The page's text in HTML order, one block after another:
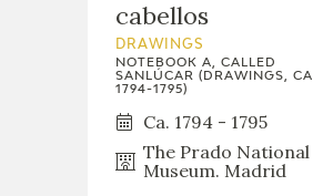
cabellos
DRAWINGS
NOTEBOOK A, CALLED
SANLÚCAR (DRAWINGS, CA.
1794-1795)
Ca. 1794 - 1795
The Prado National
Museum. Madrid